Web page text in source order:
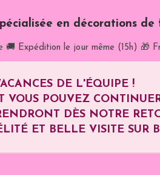
en décorations
🚚 Expédition le jour même (15h) 🎁
DE L'ÉQUIPE !
VOUS POUVEZ
DÈS NOTRE
ET BELLE VISITE SUR